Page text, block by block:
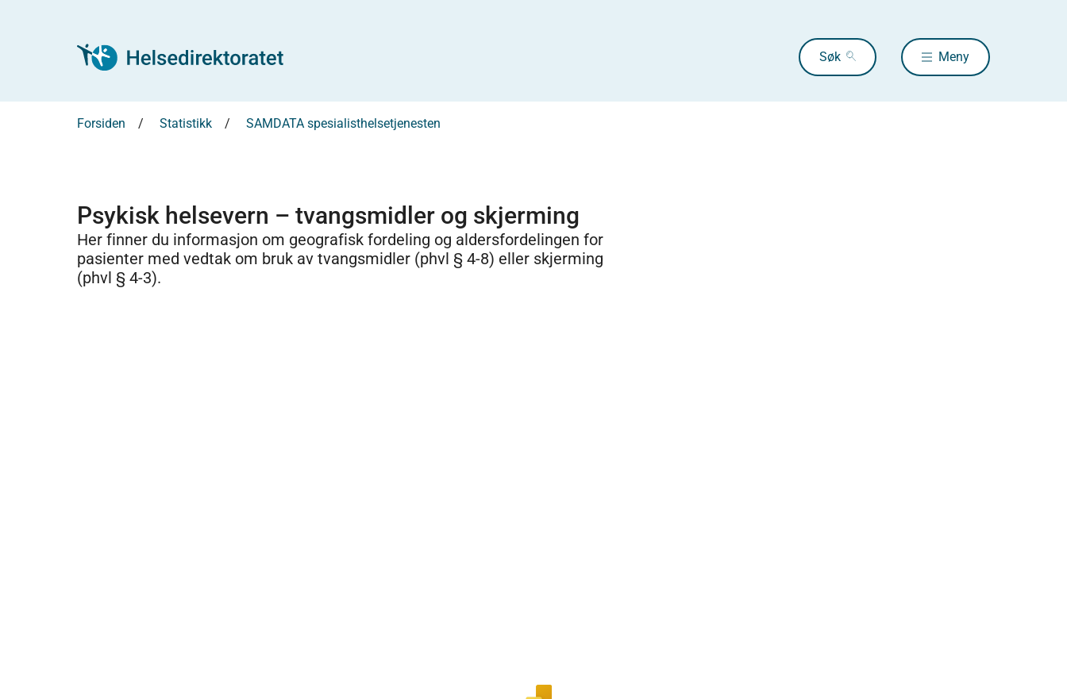
Søk Meny
Forsiden Statistikk SAMDATA spesialisthelsetjenesten
Psykisk helsevern – tvangsmidler og skjerming
Her finner du informasjon om geografisk fordeling og aldersfordelingen for
pasienter med vedtak om bruk av tvangsmidler (phvl § 4-8) eller skjerming
(phvl § 4-3).